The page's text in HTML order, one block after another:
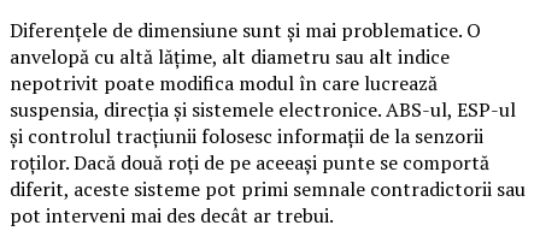
Diferențele de dimensiune sunt și mai problematice. O
anvelopă cu altă lățime, alt diametru sau alt indice
nepotrivit poate modifica modul în care lucrează
suspensia, direcția și sistemele electronice. ABS-ul, ESP-ul
și controlul tracțiunii folosesc informații de la senzorii
roților. Dacă două roți de pe aceeași punte se comportă
diferit, aceste sisteme pot primi semnale contradictorii sau
pot interveni mai des decât ar trebui.